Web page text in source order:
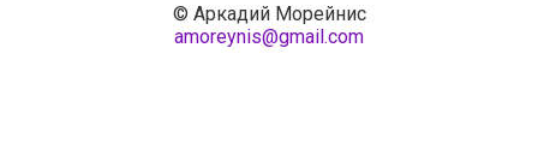
© Аркадий Морейнис
amoreynis@gmail.com